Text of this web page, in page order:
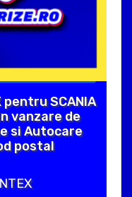
SCANIA
vanzare de
si Autocare
postal